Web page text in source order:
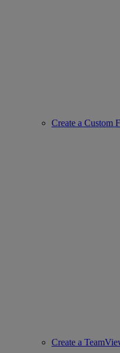
Create a Custom
Create a